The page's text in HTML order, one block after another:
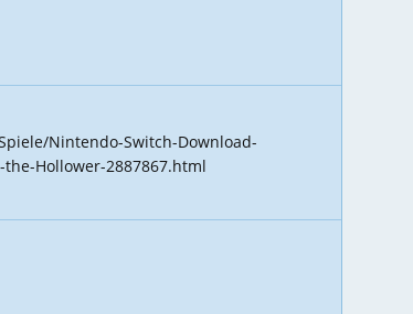
Nintendo-Switch-Download-
Hollower-2887867.html